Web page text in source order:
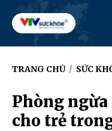
TRANG CHỦ / SỨC
Phòng
cho trẻ